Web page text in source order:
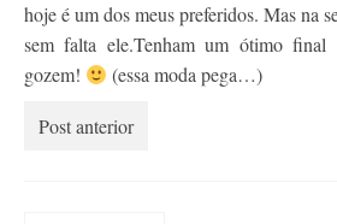
hoje é um dos meus preferidos. Mas na
sem falta ele.Tenham um ótimo final
gozem!
(essa moda pega…)
Post anterior